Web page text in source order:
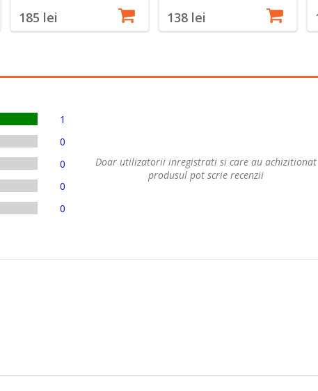
185 lei 138 lei
1
0
0
0
0
Doar utilizatorii inregistrati si care au achizitionat
produsul pot scrie recenzii